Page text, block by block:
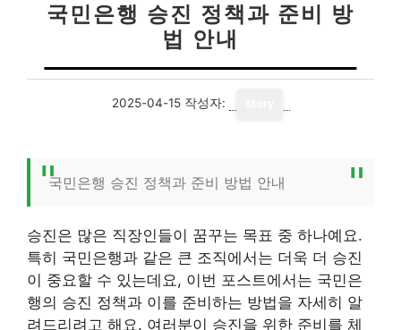
국민은행 승진 정책과 준비 방
법 안내
2025-04-15 작성자:
국민은행 승진 정책과 준비 방법 안내
승진은 많은 직장인들이 꿈꾸는 목표 중 하나예요.
특히 국민은행과 같은 큰 조직에서는 더욱 더 승진
이 중요할 수 있는데요, 이번 포스트에서는 국민은
행의 승진 정책과 이를 준비하는 방법을 자세히 알
려드리려고 해요. 여러분이 승진을 위한 준비를 체